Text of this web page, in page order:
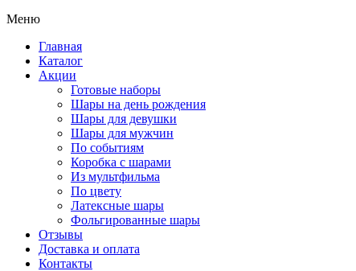
Меню
Главная
Каталог
Акции
Готовые наборы
Шары на день рождения
Шары для девушки
Шары для мужчин
По событиям
Коробка с шарами
Из мультфильма
По цвету
Латексные шары
Фольгированные шары
Отзывы
Доставка и оплата
Контакты